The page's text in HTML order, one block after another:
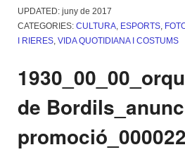
UPDATED: juny de 2017
CATEGORIES: CULTURA, ESPORTS,
I RIERES, VIDA QUOTIDIANA I COSTUMS
de
promoció_000022